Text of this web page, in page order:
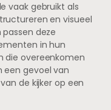
vaak gebruikt als
en visueel
deze
in hun
die overeenkomen
een gevoel van
de kijker op een